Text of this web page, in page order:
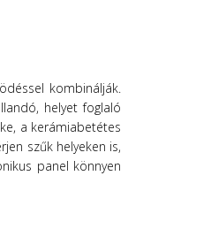
kombinálják.
helyet foglaló
a kerámiabetétes
szűk helyeken is,
panel könnyen